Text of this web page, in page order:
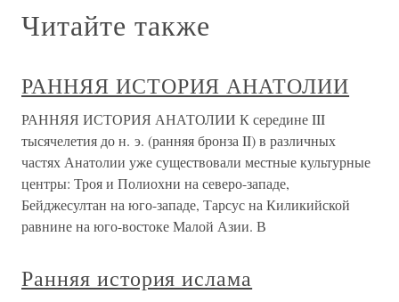
Читайте также
РАННЯЯ ИСТОРИЯ АНАТОЛИИ
РАННЯЯ ИСТОРИЯ АНАТОЛИИ К середине III
тысячелетия до н. э. (ранняя бронза II) в различных
частях Анатолии уже существовали местные культурные
центры: Троя и Полиохни на северо-западе,
Бейджесултан на юго-западе, Тарсус на Киликийской
равнине на юго-востоке Малой Азии. В
Ранняя история ислама